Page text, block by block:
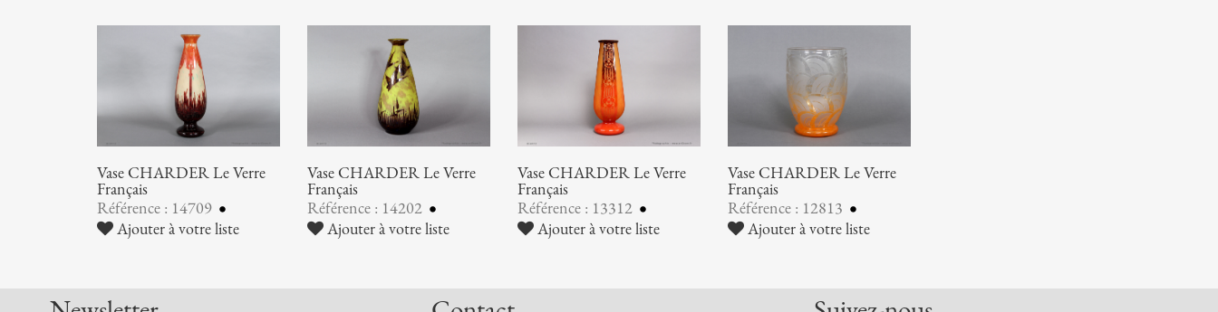
Vase CHARDER Le Verre
Français
Référence : 14709
Ajouter à votre liste
Vase CHARDER Le Verre
Français
Référence : 14202
Ajouter à votre liste
Vase CHARDER Le Verre
Français
Référence : 13312
Ajouter à votre liste
Vase CHARDER Le Verre
Français
Référence : 12813
Ajouter à votre liste